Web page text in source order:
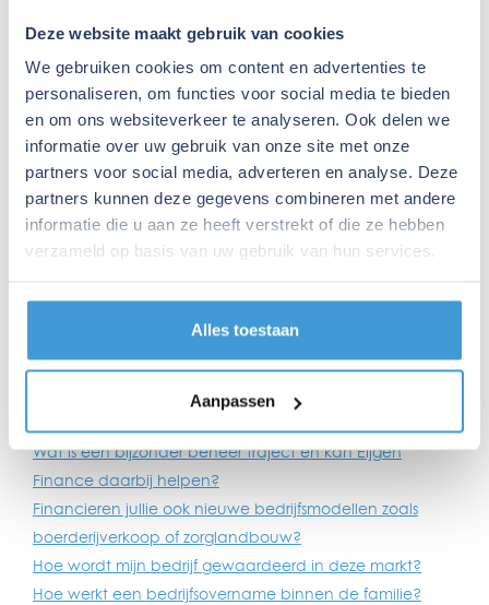
Deze website maakt gebruik van cookies
We gebruiken cookies om content en advertenties te
personaliseren, om functies voor social media te bieden
en om ons websiteverkeer te analyseren. Ook delen we
informatie over uw gebruik van onze site met onze
partners voor social media, adverteren en analyse. Deze
partners kunnen deze gegevens combineren met andere
informatie die u aan ze heeft verstrekt of die ze hebben
verzameld op basis van uw gebruik van hun services.
Alles toestaan
Aanpassen
Wanneer is een sparringpartner nuttig — ook als alles
Wat doen jullie anders dan mijn accountant?
Wat is het verschil tussen eenmalig advies en een
structurele sparringpartner?
Wat kost een adviestraject bij jullie?
Wat is het verschil tussen Eijgen Finance en een
overnamebemiddelaar of accountant?
Hoe lang duurt een aankooptraject?
Wanneer is het slim om begeleiding in te schakelen?
Wat kost aankoopbegeleiding bij jullie?
Hoeveel kan ik gefinancierd krijgen bij een overname?
Wat is een bijzonder beheer traject en kan Eijgen
Finance daarbij helpen?
Financieren jullie ook nieuwe bedrijfsmodellen zoals
boerderijverkoop of zorglandbouw?
Hoe wordt mijn bedrijf gewaardeerd in deze markt?
Hoe werkt een bedrijfsovername binnen de familie?